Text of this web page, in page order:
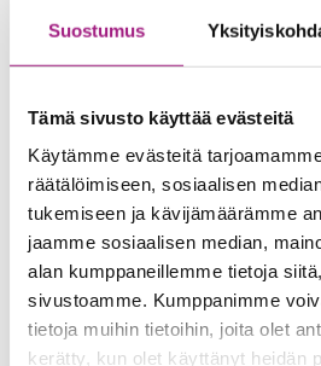
Suostumus
Tämä sivusto käyttää evästeitä
Käytämme evästeitä
räätälöimiseen, sosiaalisen
tukemiseen ja kävijämäärämme
jaamme sosiaalisen median,
alan kumppaneillemme tietoja
sivustoamme. Kumppanimme
tietoja muihin tietoihin, joita olet
kerätty, kun olet käyttänyt heidän
kohtaavat kiireettömästi. Voit tulla
TampereMission onnenpyörä
Tervetuloa kokeilemaan onnea ja
TampereMission jouluista
tutustua pisteellämme
mukaan.
Lahjapakkaamo
Ratinan lahjapakkaamossa voit